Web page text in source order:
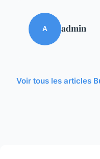
A admin
Voir tous les articles